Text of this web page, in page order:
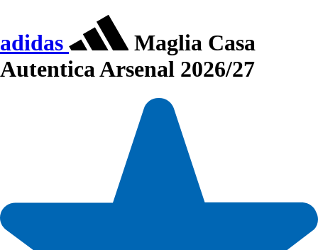
adidas
Maglia Casa
Autentica Arsenal 2026/27